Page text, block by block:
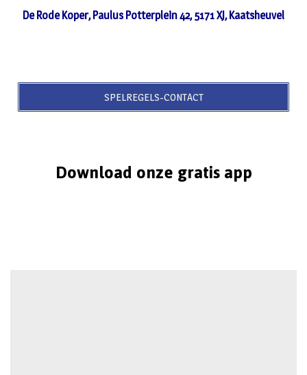
De Rode Koper, Paulus Potterplein 42, 5171 XJ, Kaatsheuvel
SPELREGELS-CONTACT
Download onze gratis app